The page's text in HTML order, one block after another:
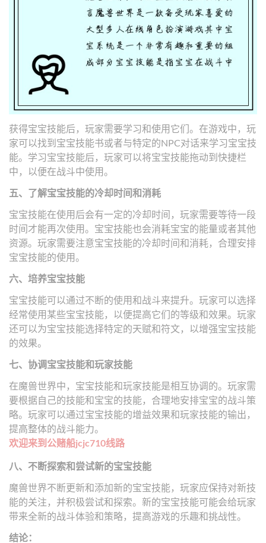
获得宝宝技能后，玩家需要学习和使用它们。在游戏中，玩
家可以找到宝宝技能书或者与特定的NPC对话来学习宝宝技
能。学习宝宝技能后，玩家可以将宝宝技能拖动到快捷栏
中，以便在战斗中使用。
五、了解宝宝技能的冷却时间和消耗
宝宝技能在使用后会有一定的冷却时间，玩家需要等待一段
时间才能再次使用。宝宝技能也会消耗宝宝的能量或者其他
资源。玩家需要注意宝宝技能的冷却时间和消耗，合理安排
宝宝技能的使用。
六、培养宝宝技能
宝宝技能可以通过不断的使用和战斗来提升。玩家可以选择
经常使用某些宝宝技能，以便提高它们的等级和效果。玩家
还可以为宝宝技能选择特定的天赋和符文，以增强宝宝技能
的效果。
七、协调宝宝技能和玩家技能
在魔兽世界中，宝宝技能和玩家技能是相互协调的。玩家需
要根据自己的技能和宝宝的技能，合理地安排宝宝的战斗策
略。玩家可以通过宝宝技能的增益效果和玩家技能的输出，
提高整体的战斗能力。
欢迎来到公赌船jcjc710线路
八、不断探索和尝试新的宝宝技能
魔兽世界不断更新和添加新的宝宝技能，玩家应保持对新技
能的关注，并积极尝试和探索。新的宝宝技能可能会给玩家
带来全新的战斗体验和策略，提高游戏的乐趣和挑战性。
结论：